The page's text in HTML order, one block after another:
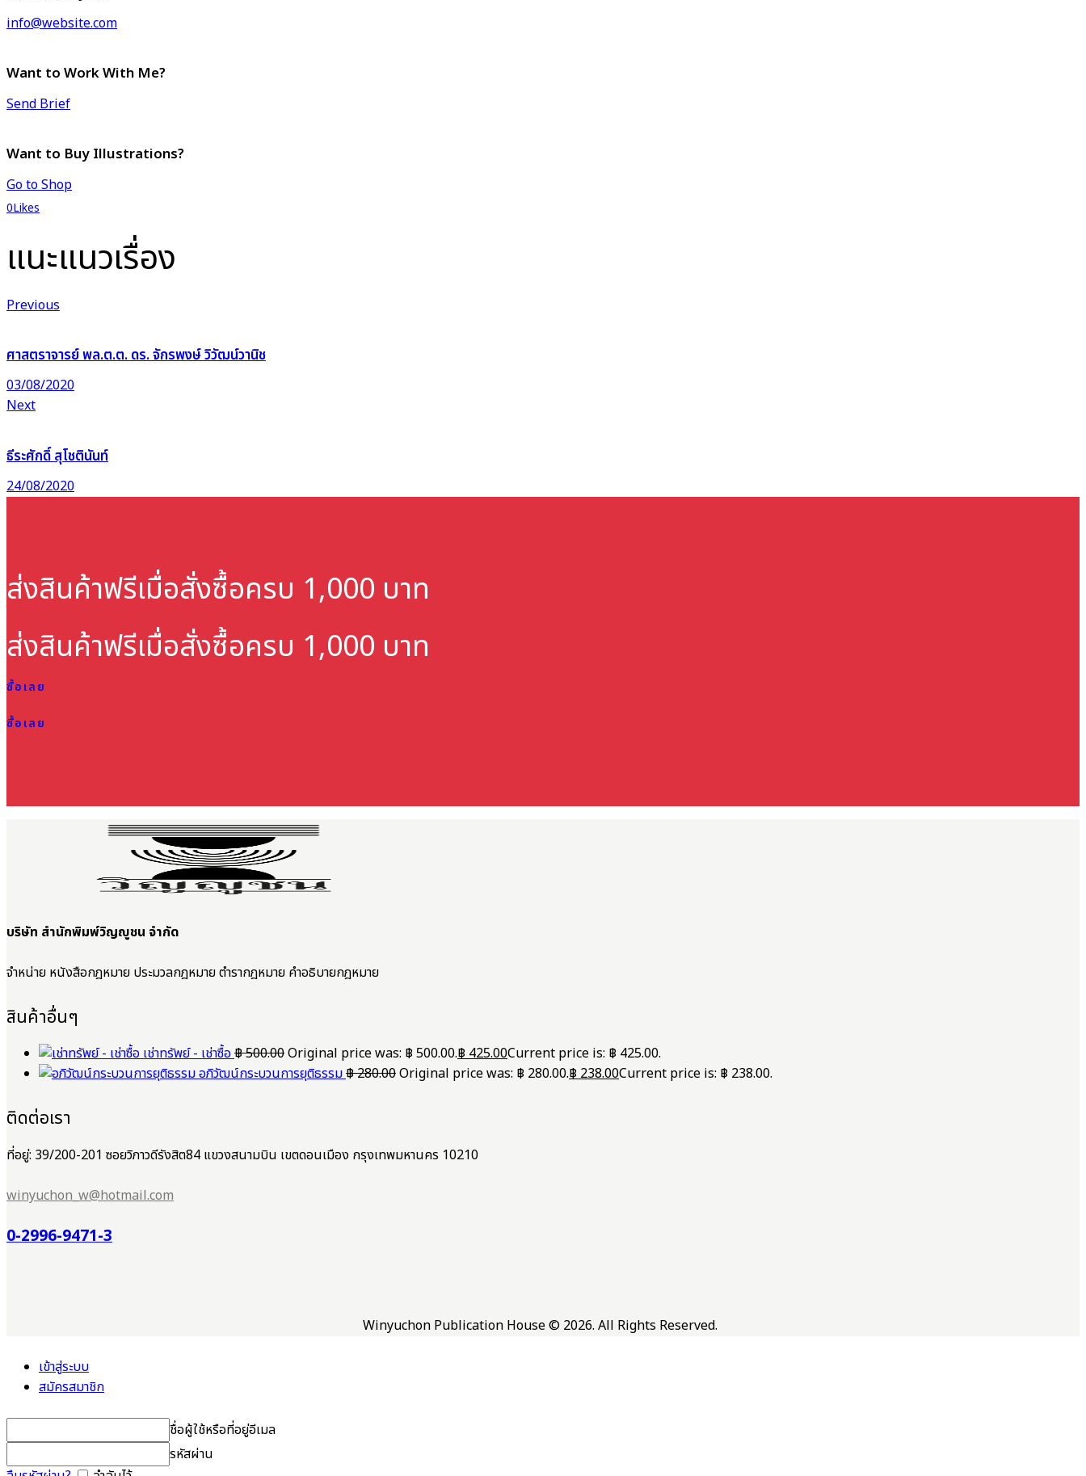
info@website.com
Want to Work With Me?
Send Brief
Want to Buy Illustrations?
Go to Shop
0Likes
แนะแนวเรื่อง
Previous
ศาสตราจารย์ พล.ต.ต. ดร. จักรพงษ์ วิวัฒน์วานิช
03/08/2020
Next
ธีระศักดิ์ สุโชตินันท์
24/08/2020
ส่งสินค้าฟรีเมื่อสั่งซื้อครบ 1,000 บาท
ส่งสินค้าฟรีเมื่อสั่งซื้อครบ 1,000 บาท
ซื้อเลย
ซื้อเลย
บริษัท สำนักพิมพ์วิญญูชน จำกัด
จำหน่าย หนังสือกฎหมาย ประมวลกฎหมาย ตำรากฎหมาย คำอธิบายกฎหมาย
สินค้าอื่นๆ
เช่าทรัพย์ - เช่าซื้อ฿500.00Original price was: ฿ 500.00.฿425.00Current price is: ฿ 425.00.
อภิวัฒน์กระบวนการยุติธรรม฿280.00Original price was: ฿ 280.00.฿238.00Current price is: ฿ 238.00.
ติดต่อเรา
ที่อยู่: 39/200-201 ซอยวิภาวดีรังสิต84 แขวงสนามบิน เขตดอนเมือง กรุงเทพมหานคร 10210
winyuchon_w@hotmail.com
0-2996-9471-3
Winyuchon Publication House © 2026. All Rights Reserved.
เข้าสู่ระบบ
สมัครสมาชิก
ชื่อผู้ใช้หรือที่อยู่อีเมล
รหัสผ่าน